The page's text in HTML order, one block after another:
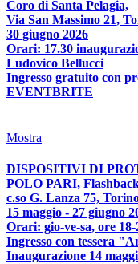
Coro di Santa Pelagia,
Via San Massimo 21,
30 giugno 2026
Orari: 17.30
Ludovico Bellucci
Ingresso gratuito con
EVENTBRITE
Mostra
DISPOSITIVI DI
POLO PARI,
c.so G. Lanza 75,
15 maggio - 27 giugno
Orari: gio-ve-sa, ore 18-
Ingresso con tessera
Inaugurazione 14